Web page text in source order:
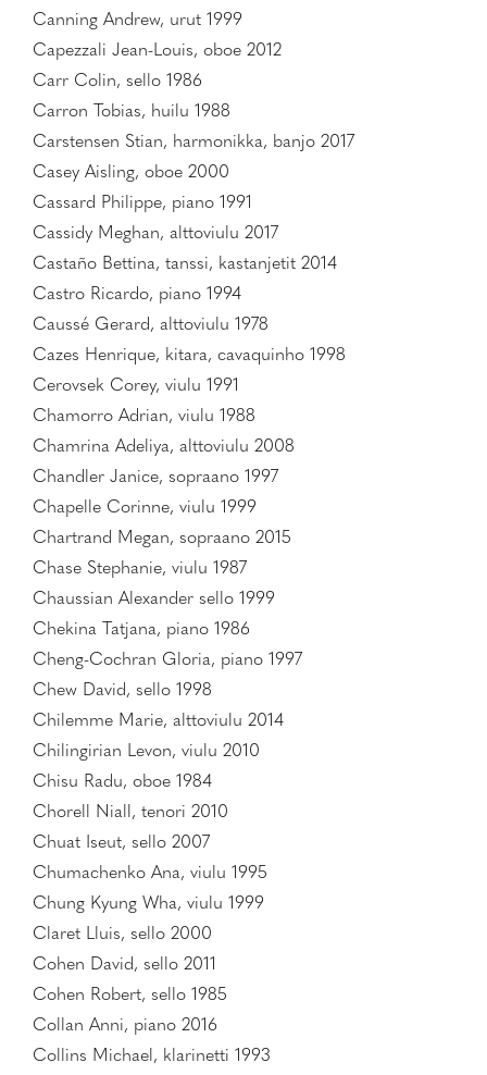
Canning Andrew, urut 1999
Capezzali Jean-Louis, oboe 2012
Carr Colin, sello 1986
Carron Tobias, huilu 1988
Carstensen Stian, harmonikka, banjo 2017
Casey Aisling, oboe 2000
Cassard Philippe, piano 1991
Cassidy Meghan, alttoviulu 2017
Castaño Bettina, tanssi, kastanjetit 2014
Castro Ricardo, piano 1994
Caussé Gerard, alttoviulu 1978
Cazes Henrique, kitara, cavaquinho 1998
Cerovsek Corey, viulu 1991
Chamorro Adrian, viulu 1988
Chamrina Adeliya, alttoviulu 2008
Chandler Janice, sopraano 1997
Chapelle Corinne, viulu 1999
Chartrand Megan, sopraano 2015
Chase Stephanie, viulu 1987
Chaussian Alexander sello 1999
Chekina Tatjana, piano 1986
Cheng-Cochran Gloria, piano 1997
Chew David, sello 1998
Chilemme Marie, alttoviulu 2014
Chilingirian Levon, viulu 2010
Chisu Radu, oboe 1984
Chorell Niall, tenori 2010
Chuat Iseut, sello 2007
Chumachenko Ana, viulu 1995
Chung Kyung Wha, viulu 1999
Claret Lluis, sello 2000
Cohen David, sello 2011
Cohen Robert, sello 1985
Collan Anni, piano 2016
Collins Michael, klarinetti 1993